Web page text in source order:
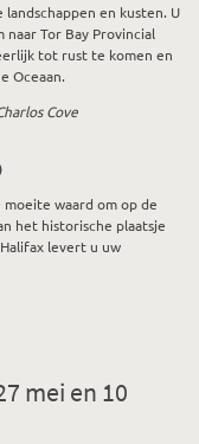
en kusten. U
Tor Bay Provincial
tot rust te komen en
Oceaan.
Cove
waard om op de
het historische plaatsje
levert u uw
mei en 10